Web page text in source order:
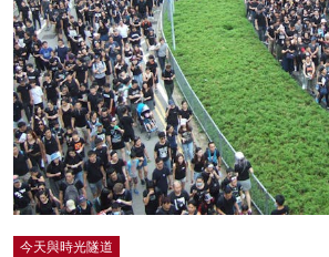
今天與時光隧道